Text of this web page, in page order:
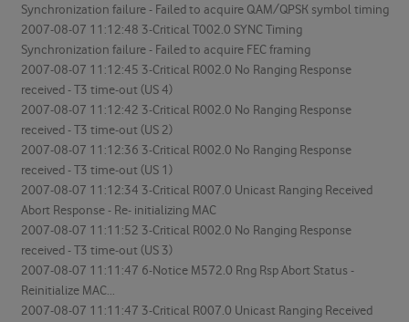
Synchronization failure - Failed to acquire QAM/QPSK symbol timing
2007-08-07 11:12:48 3-Critical T002.0 SYNC Timing
Synchronization failure - Failed to acquire FEC framing
2007-08-07 11:12:45 3-Critical R002.0 No Ranging Response
received - T3 time-out (US 4)
2007-08-07 11:12:42 3-Critical R002.0 No Ranging Response
received - T3 time-out (US 2)
2007-08-07 11:12:36 3-Critical R002.0 No Ranging Response
received - T3 time-out (US 1)
2007-08-07 11:12:34 3-Critical R007.0 Unicast Ranging Received
Abort Response - Re- initializing MAC
2007-08-07 11:11:52 3-Critical R002.0 No Ranging Response
received - T3 time-out (US 3)
2007-08-07 11:11:47 6-Notice M572.0 Rng Rsp Abort Status -
Reinitialize MAC...
2007-08-07 11:11:47 3-Critical R007.0 Unicast Ranging Received